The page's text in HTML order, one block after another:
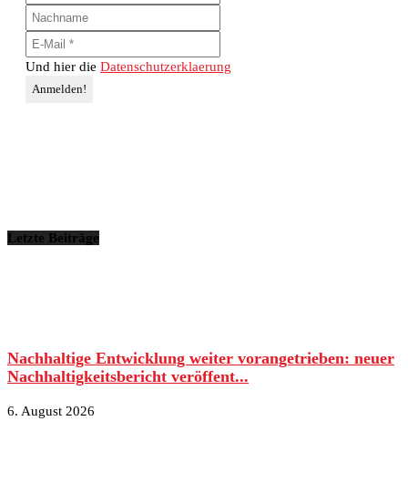
Und hier die Datenschutzerklaerung
Letzte Beiträge
Nachhaltige Entwicklung weiter vorangetrieben: neuer
Nachhaltigkeitsbericht veröffent...
6. August 2026